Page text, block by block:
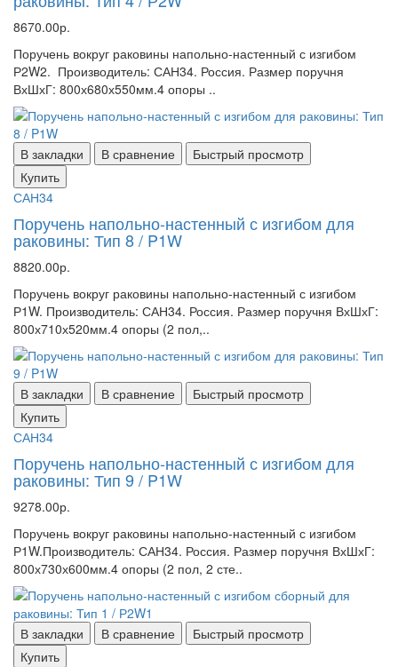
8670.00р.
Поручень вокруг раковины напольно-настенный с изгибом
Р2W2. Производитель: САН34. Россия. Размер поручня
ВхШхГ: 800х680х550мм.4 опоры ..
В закладки В сравнение
Быстрый просмотр
Купить
САН34
Поручень напольно-настенный с изгибом для
раковины: Тип 8 / P1W
8820.00р.
Поручень вокруг раковины напольно-настенный с изгибом
Р1W. Производитель: САН34. Россия. Размер поручня ВхШхГ:
800х710х520мм.4 опоры (2 пол,..
В закладки В сравнение
Быстрый просмотр
Купить
САН34
Поручень напольно-настенный с изгибом для
раковины: Тип 9 / P1W
9278.00р.
Поручень вокруг раковины напольно-настенный с изгибом
Р1W.Производитель: САН34. Россия. Размер поручня ВхШхГ:
800х730х600мм.4 опоры (2 пол, 2 сте..
В закладки В сравнение
Быстрый просмотр
Купить